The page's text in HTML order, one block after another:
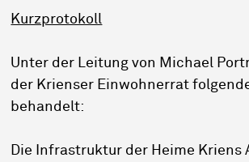
Kurzprotokoll
Unter der Leitung von Michael
der Krienser Einwohnerrat
behandelt:
Die Infrastruktur der Heime Kriens